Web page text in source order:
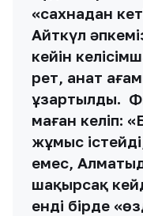
«сахнадан
Айткүл
кейін
рет, Қанат
ұзартылды.
маған келіп:
жұмыс
емес,
шақырсақ
енді бірде